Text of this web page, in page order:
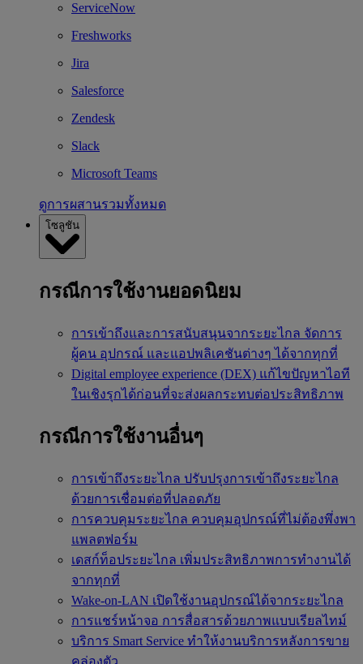
ServiceNow
Freshworks
Jira
Salesforce
Zendesk
Slack
Microsoft Teams
ดูการผสานรวมทั้งหมด
โซลูชัน
กรณีการใช้งานยอดนิยม
การเข้าถึงและการสนับสนุนจากระยะไกล จัดการ
ผู้คน อุปกรณ์ และแอปพลิเคชันต่างๆ ได้จากทุกที่
Digital employee experience (DEX) แก้ไขปัญหาไอที
ในเชิงรุกได้ก่อนที่จะส่งผลกระทบต่อประสิทธิภาพ
กรณีการใช้งานอื่นๆ
การเข้าถึงระยะไกล ปรับปรุงการเข้าถึงระยะไกล
ด้วยการเชื่อมต่อที่ปลอดภัย
การควบคุมระยะไกล ควบคุมอุปกรณ์ที่ไม่ต้องพึ่งพา
แพลตฟอร์ม
เดสก์ท็อประยะไกล เพิ่มประสิทธิภาพการทำงานได้
จากทุกที่
Wake-on-LAN เปิดใช้งานอุปกรณ์ได้จากระยะไกล
การแชร์หน้าจอ การสื่อสารด้วยภาพแบบเรียลไทม์
บริการ Smart Service ทำให้งานบริการหลังการขาย
คล่องตัว